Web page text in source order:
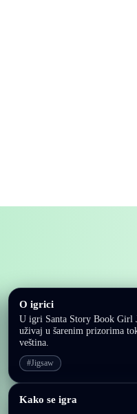
O igrici
U igri Santa Story Book Girl
uživaj u šarenim prizorima
veština.
#Jigsaw
Kako se igra